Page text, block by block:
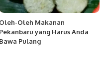
Oleh-Oleh Makanan
Pekanbaru yang Harus Anda
Bawa Pulang